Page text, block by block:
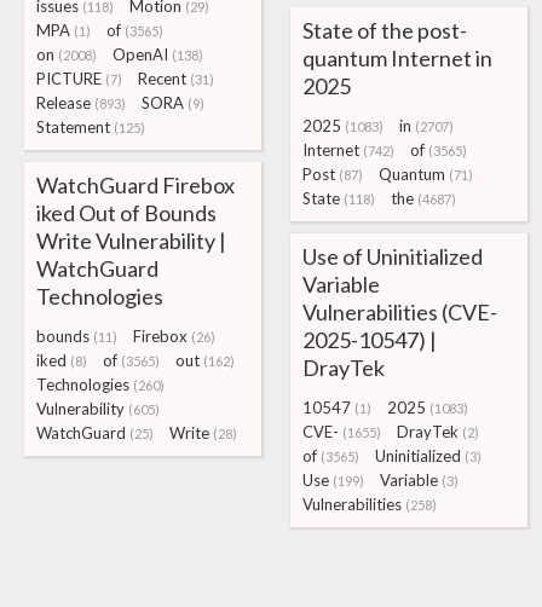
issues (118) Motion (29)
MPA (1) of (3565)
on (2008) OpenAI (138)
PICTURE (7) Recent (31)
Release (893) SORA (9)
Statement (125)
State of the post-
quantum Internet in
2025
2025 (1083) in (2707)
Internet (742) of (3565)
Post (87) Quantum (71)
State (118) the (4687)
WatchGuard Firebox
iked Out of Bounds
Write Vulnerability |
WatchGuard
Technologies
bounds (11) Firebox (26)
iked (8) of (3565) out (162)
Technologies (260)
Vulnerability (605)
WatchGuard (25) Write (28)
Use of Uninitialized
Variable
Vulnerabilities (CVE-
2025-10547) |
DrayTek
10547 (1) 2025 (1083)
CVE- (1655) DrayTek (2)
of (3565) Uninitialized (3)
Use (199) Variable (3)
Vulnerabilities (258)